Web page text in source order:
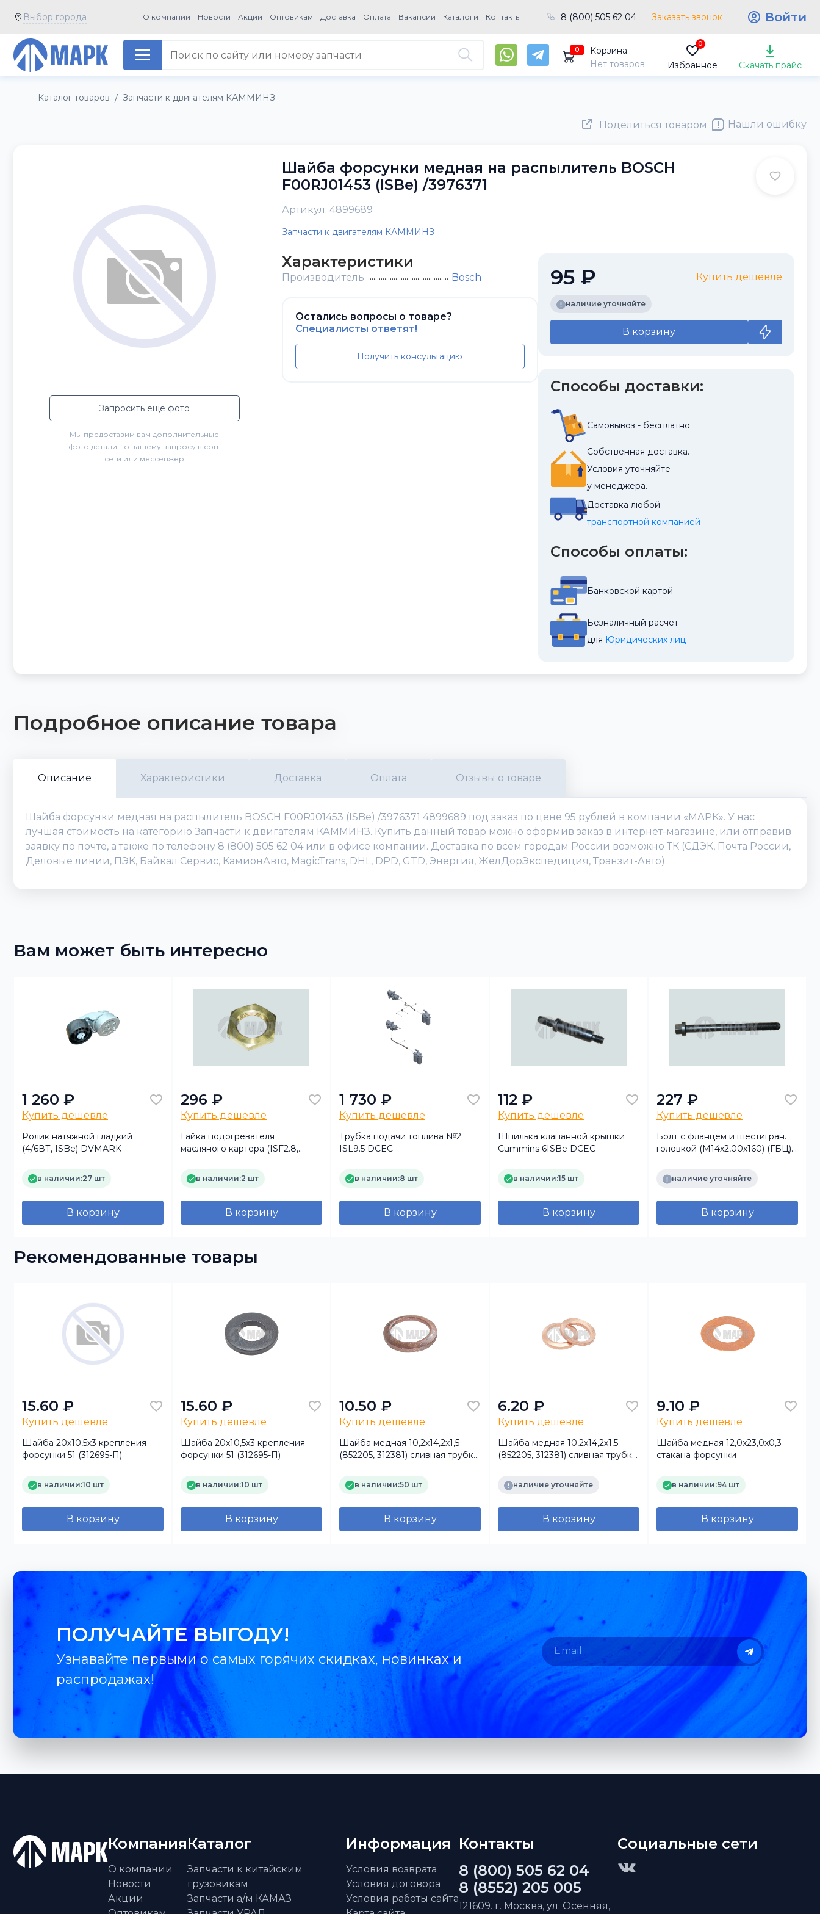
Выбор города О компании Новости Акции Оптовикам Доставка Оплата Вакансии Каталоги Контакты 8 (800) 505 62 04 Заказать звонок Войти
0
Корзина
Нет товаров
0
Избранное Скачать прайс
Каталог товаров / Запчасти к двигателям КАММИНЗ
Поделиться товаром Нашли ошибку
Запросить еще фото
Мы предоставим вам дополнительные
фото детали по вашему запросу в соц.
сети или мессенжер
Шайба форсунки медная на распылитель BOSCH
F00RJ01453 (ISBe) /3976371
Артикул: 4899689
Запчасти к двигателям КАММИНЗ
Характеристики
Производитель Bosch
Остались вопросы о товаре?
Специалисты ответят!
Получить консультацию
95 ₽ Купить дешевле
наличие уточняйте
В корзину
Способы доставки:
Самовывоз - бесплатно
Собственная доставка.
Условия уточняйте
у менеджера.
Доставка любой
транспортной компанией
Способы оплаты:
Банковской картой
Безналичный расчёт
для Юридических лиц
Подробное описание товара
Описание Характеристики Доставка Оплата Отзывы о товаре
Шайба форсунки медная на распылитель BOSCH F00RJ01453 (ISBe) /3976371 4899689 под заказ по цене 95 рублей в компании «МАРК». У нас
лучшая стоимость на категорию Запчасти к двигателям КАММИНЗ. Купить данный товар можно оформив заказ в интернет-магазине, или отправив
заявку по почте, а также по телефону 8 (800) 505 62 04 или в офисе компании. Доставка по всем городам России возможно ТК (СДЭК, Почта России,
Деловые линии, ПЭК, Байкал Сервис, КамионАвто, MagicTrans, DHL, DPD, GTD, Энергия, ЖелДорЭкспедиция, Транзит-Авто).
Вам может быть интересно
1 260 ₽
Купить дешевле
Ролик натяжной гладкий
(4/6ВТ, ISBe) DVMARK
в наличии:27 шт
В корзину
296 ₽
Купить дешевле
Гайка подогревателя
масляного картера (ISF2.8,
в наличии:2 шт
В корзину
1 730 ₽
Купить дешевле
Трубка подачи топлива №2
ISL9.5 DCEC
в наличии:8 шт
В корзину
112 ₽
Купить дешевле
Шпилька клапанной крышки
Cummins 6ISBe DCEC
в наличии:15 шт
В корзину
227 ₽
Купить дешевле
Болт с фланцем и шестигран.
головкой (М14х2,00х160) (ГБЦ)
наличие уточняйте
В корзину
Рекомендованные товары
15.60 ₽
Купить дешевле
Шайба 20х10,5х3 крепления
форсунки 51 (312695-П)
в наличии:10 шт
В корзину
15.60 ₽
Купить дешевле
Шайба 20х10,5х3 крепления
форсунки 51 (312695-П)
в наличии:10 шт
В корзину
10.50 ₽
Купить дешевле
Шайба медная 10,2х14,2х1,5
(852205, 312381) сливная трубка
в наличии:50 шт
В корзину
6.20 ₽
Купить дешевле
Шайба медная 10,2х14,2х1,5
(852205, 312381) сливная трубка
наличие уточняйте
В корзину
9.10 ₽
Купить дешевле
Шайба медная 12,0х23,0х0,3
стакана форсунки
в наличии:94 шт
В корзину
ПОЛУЧАЙТЕ ВЫГОДУ!
Узнавайте первыми о самых горячих скидках, новинках и
распродажах!
Компания
О компании
Новости
Акции
Каталог
Запчасти к китайским
грузовикам
Запчасти а/м КАМАЗ
Информация
Условия возврата
Условия договора
Условия работы сайта
Контакты
8 (800) 505 62 04
8 (8552) 205 005
121609. г. Москва, ул. Осенняя,
Социальные сети